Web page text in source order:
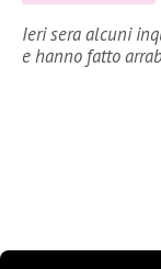
Ieri sera alcuni
e hanno fatto